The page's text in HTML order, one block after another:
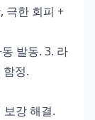
극한 회피 +
발동. 3. 라
정.
보강 해결.